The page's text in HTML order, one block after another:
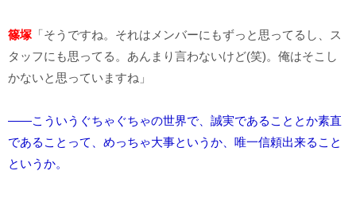
篠塚 「そうですね。それはメンバーにもずっと思ってるし、ス
タッフにも思ってる。あんまり言わないけど(笑)。俺はそこし
かないと思っていますね」
――こういうぐちゃぐちゃの世界で、誠実であることとか素直
であることって、めっちゃ大事というか、唯一信頼出来ること
というか。